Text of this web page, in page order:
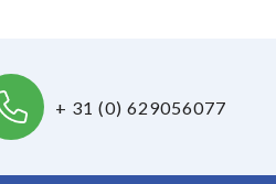
+ 31 (0) 629056077